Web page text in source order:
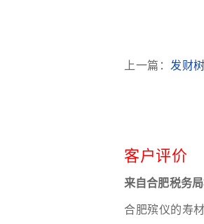
上一篇： 发财
客户评价
来自合肥税务
合肥殡仪的寿